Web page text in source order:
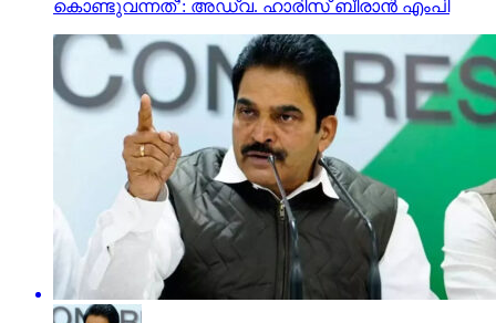
കൊണ്ടുവന്നത്’: അഡ്വ. ഹാരിസ് ബീരാൻ എംപി